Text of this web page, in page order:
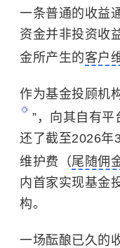
一条普通的收益
资金并非投资收
金所产生的客户
作为基金投顾机
”，向其自有
还了截至2026年
维护费（尾随佣
内首家实现基金
构。
一场酝酿已久的